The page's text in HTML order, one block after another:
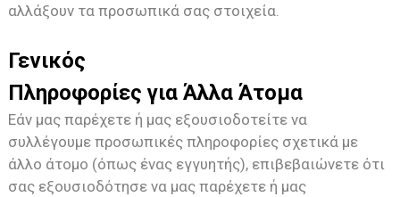
αλλάξουν τα προσωπικά σας στοιχεία.
Γενικός
Πληροφορίες για Άλλα Άτομα
Εάν μας παρέχετε ή μας εξουσιοδοτείτε να
συλλέγουμε προσωπικές πληροφορίες σχετικά με
άλλο άτομο (όπως ένας εγγυητής), επιβεβαιώνετε ότι
σας εξουσιοδότησε να μας παρέχετε ή μας